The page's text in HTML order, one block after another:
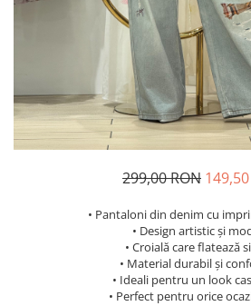
299,00 RON
• Pantaloni din denim cu
• Design artistic și
• Croială care flatează
• Material durabil și
• Ideali pentru un look
• Perfect pentru orice